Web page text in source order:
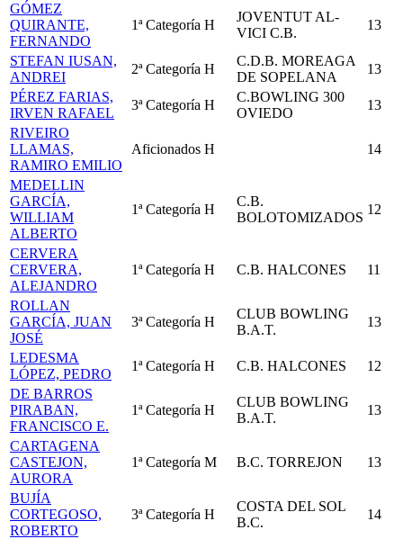
GÓMEZ
QUIRANTE,
FERNANDO
1ª Categoría H
JOVENTUT AL-
VICI C.B.
13
STEFAN IUSAN,
ANDREI
2ª Categoría H
C.D.B. MOREAGA
DE SOPELANA
13
PÉREZ FARIAS,
IRVEN RAFAEL
3ª Categoría H
C.BOWLING 300
OVIEDO
13
RIVEIRO
LLAMAS,
RAMIRO EMILIO
Aficionados H 14
MEDELLIN
GARCÍA,
WILLIAM
ALBERTO
1ª Categoría H
C.B.
BOLOTOMIZADOS
12
CERVERA
CERVERA,
ALEJANDRO
1ª Categoría H C.B. HALCONES 11
ROLLAN
GARCÍA, JUAN
JOSÉ
3ª Categoría H
CLUB BOWLING
B.A.T.
13
LEDESMA
LÓPEZ, PEDRO
1ª Categoría H C.B. HALCONES
12
DE BARROS
PIRABAN,
FRANCISCO E.
1ª Categoría H
CLUB BOWLING
B.A.T.
13
CARTAGENA
CASTEJON,
AURORA
1ª Categoría M B.C. TORREJON 13
BUJÍA
CORTEGOSO,
ROBERTO
3ª Categoría H
COSTA DEL SOL
B.C.
14